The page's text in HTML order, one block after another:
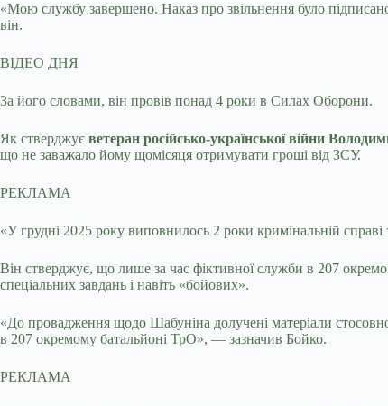
«Мою службу завершено. Наказ про звільнення було
він.
ВІДЕО ДНЯ
За його словами, він провів понад 4 роки в Силах Оборони.
Як стверджує ветеран російсько-української війни
що не заважало йому щомісяця отримувати гроші від ЗСУ.
РЕКЛАМА
«У грудні 2025 року виповнилось 2 роки кримінальній
Він стверджує, що лише за час фіктивної служби в 207
спеціальних завдань і навіть «бойових».
«До провадження щодо Шабуніна долучені матеріали
в 207 окремому батальйоні ТрО», — зазначив Бойко.
РЕКЛАМА